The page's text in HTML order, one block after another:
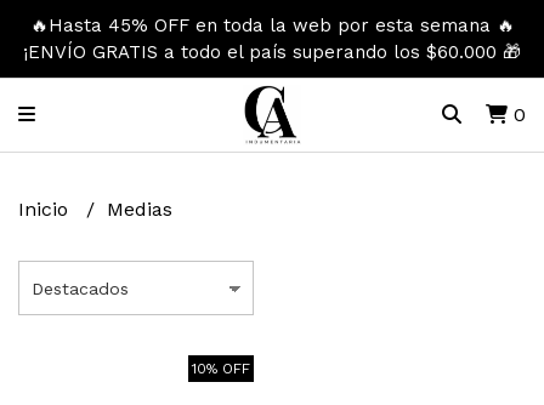
🔥Hasta 45% OFF en toda la web por esta semana 🔥
¡ENVÍO GRATIS a todo el país superando los $60.000 🎁
0
Inicio Medias
10% OFF